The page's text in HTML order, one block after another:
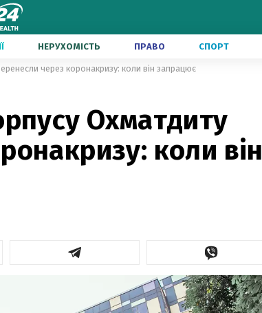
НЕРУХОМІСТЬ ПРАВО СПОРТ
через коронакризу: коли він запрацює
Охматдиту
коли він